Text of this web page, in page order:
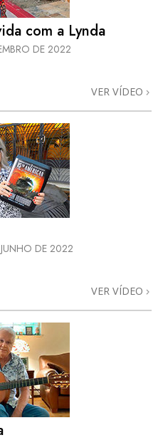
com a Lynda
DE 2022
VER VÍDEO
DE 2022
VER VÍDEO